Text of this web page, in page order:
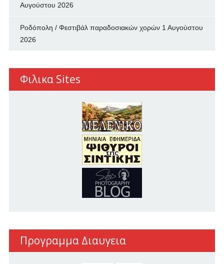
Αυγούστου 2026
Ροδόπολη / Φεστιβάλ παραδοσιακών χορών 1 Αυγούστου
2026
Φιλικα Sites
Προγραμμα Διαυγεια